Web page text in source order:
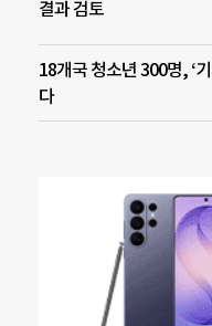
결과 검토
18개국 청소년 300명, ‘
다